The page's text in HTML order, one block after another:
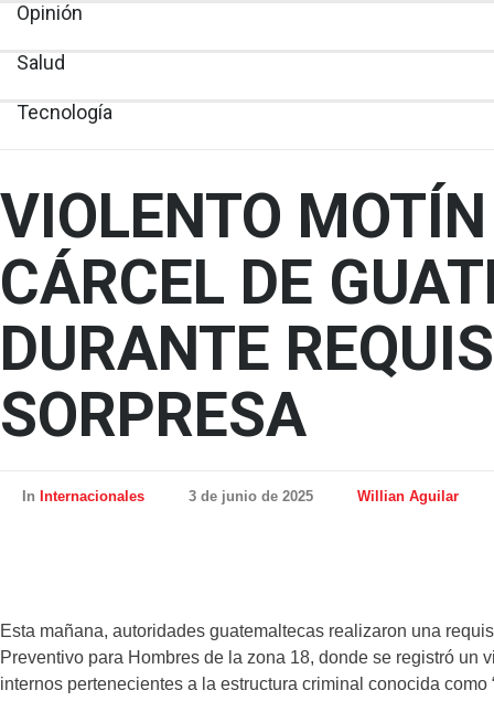
Opinión
Salud
Tecnología
VIOLENTO
CÁRCEL DE
DURANTE
SORPRESA
In Internacionales 3 de junio de 2025 Willian Aguilar
Esta mañana, autoridades guatemaltecas realizaron una
Preventivo para Hombres de la zona 18, donde se registró un
internos pertenecientes a la estructura criminal conocida como